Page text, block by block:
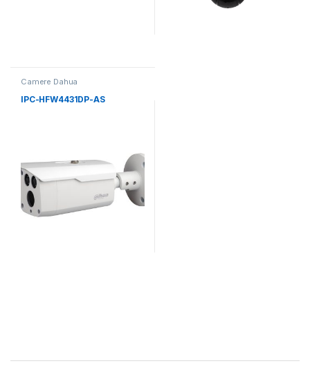
Camere Dahua
IPC-HFW4431DP-AS